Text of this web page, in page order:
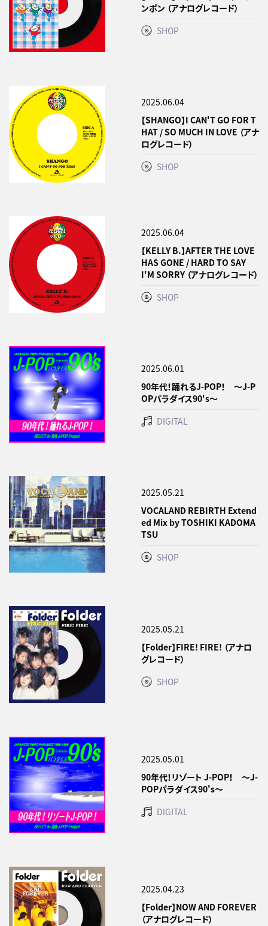
ンポン （アナログレコード）
SHOP
2025.06.04
【SHANGO】I CAN'T GO FOR T
HAT / SO MUCH IN LOVE （アナ
ログレコード）
SHOP
2025.06.04
【KELLY B.】AFTER THE LOVE
HAS GONE / HARD TO SAY
I'M SORRY （アナログレコード）
SHOP
2025.06.01
90年代！踊れるJ-POP！ ～J-P
OPパラダイス90's～
DIGITAL
2025.05.21
VOCALAND REBIRTH Extend
ed Mix by TOSHIKI KADOMA
TSU
SHOP
2025.05.21
【Folder】FIRE! FIRE! （アナロ
グレコード）
SHOP
2025.05.01
90年代！リゾート J-POP！ ～J-
POPパラダイス90's～
DIGITAL
2025.04.23
【Folder】NOW AND FOREVER
（アナログレコード）